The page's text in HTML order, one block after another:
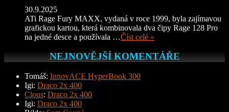
30.9.2025
ATi Rage Fury MAXX, vydaná v roce 1999, byla zajímavou
grafickou kartou, která kombinovala dva čipy Rage 128 Pro
na jedné desce a používala …Číst celé »
NEJNOVĚJŠÍ KOMENTÁŘE
Tomáš: InnovACE HyperBook 300
Igi: Draco 2x 400
Clous: Draco 2x 400
Igi: Draco 2x 400